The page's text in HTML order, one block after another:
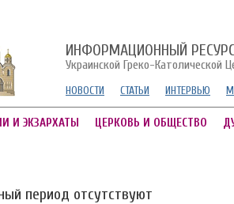
ИНФОРМАЦИОННЫЙ
Украинской Греко-Католической
НОВОСТИ СТАТЬИ ИНТЕРВЬЮ
И ЭКЗАРХАТЫ ЦЕРКОВЬ И ОБЩЕСТВО
период отсутствуют